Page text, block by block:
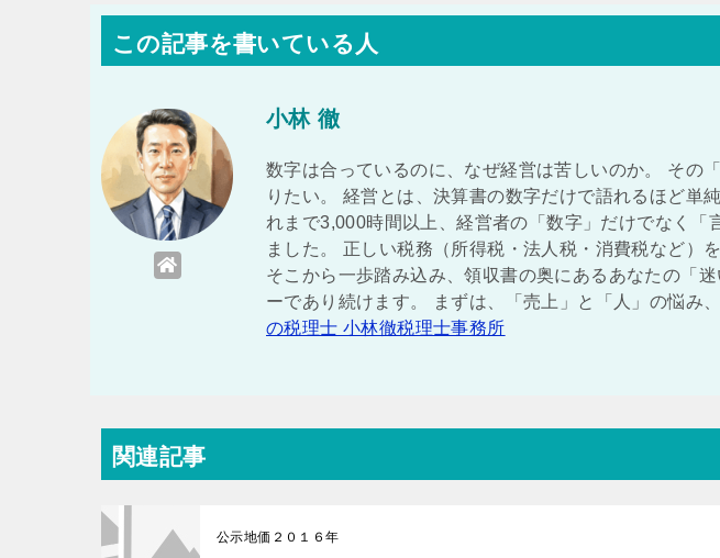
この記事を書いている人
小林 徹
数字は合っているのに、なぜ経営は苦しいのか。 その
りたい。 経営とは、決算書の数字だけで語れるほど単
れまで3,000時間以上、経営者の「数字」だけでなく「
ました。 正しい税務（所得税・法人税・消費税など）
そこから一歩踏み込み、領収書の奥にあるあなたの「
ーであり続けます。 まずは、「売上」と「人」の悩
の税理士 小林徹税理士事務所
関連記事
公示地価２０１６年